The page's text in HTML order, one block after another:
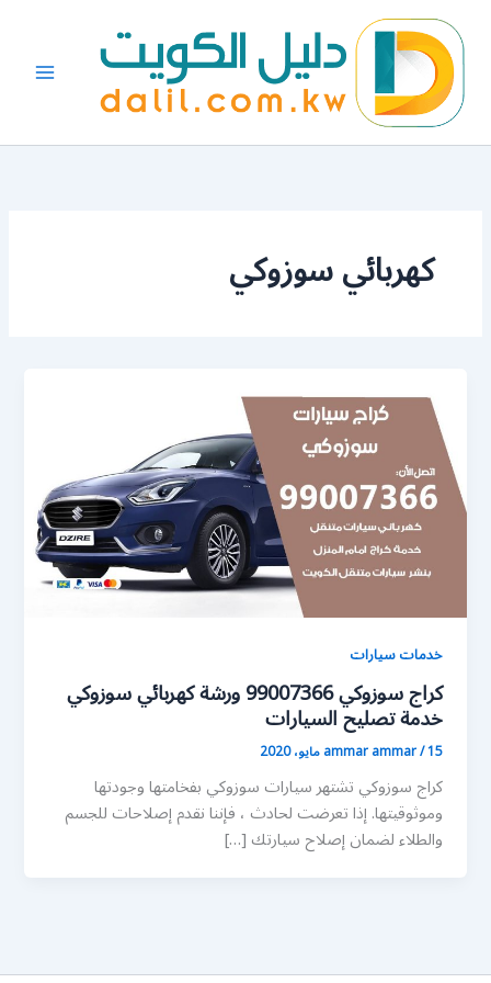
المحتوى
كهربائي سوزوكي
خدمات سيارات
كراج سوزوكي 99007366 ورشة كهربائي سوزوكي
خدمة تصليح السيارات
ammar ammar/15 مايو، 2020
كراج سوزوكي تشتهر سيارات سوزوكي بفخامتها وجودتها
وموثوقيتها. إذا تعرضت لحادث ، فإننا نقدم إصلاحات للجسم
والطلاء لضمان إصلاح سيارتك […]